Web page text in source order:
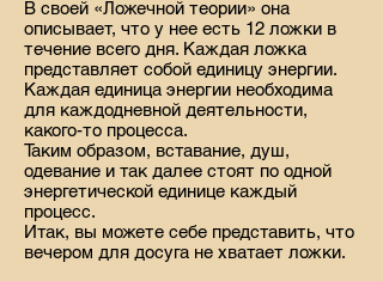
В своей «Ложечной теории» она
описывает, что у нее есть 12 ложки в
течение всего дня. Каждая ложка
представляет собой единицу энергии.
Каждая единица энергии необходима
для каждодневной деятельности,
какого-то процесса.
Таким образом, вставание, душ,
одевание и так далее стоят по одной
энергетической единице каждый
процесс.
Итак, вы можете себе представить, что
вечером для досуга не хватает ложки.